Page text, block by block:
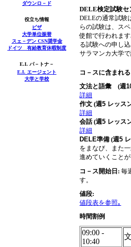
ダウンロ－ド
役立ち情報
ビザ
大学単位振替
スェ－デン CSN奨学金
ドイツ 有給教育休暇制度
E.I. パ－トナ－
E.I. エージェント
大学と学校
DELE検定試験セ
DELEの通常試
らの試験は、ス
使館で行われま
る試験への申し
サラマンカ大学
コ－スに含まれ
文法と語彙 (週
詳細
作文 (週5 レッス
詳細
会話(週5 レッス
詳細
DELE準備 (週5
をまなび、また
進めていくことが
コ－ス開始日 : 毎
す。
値段:
値段表を参照｡
時間割例
09:00 -
10:40